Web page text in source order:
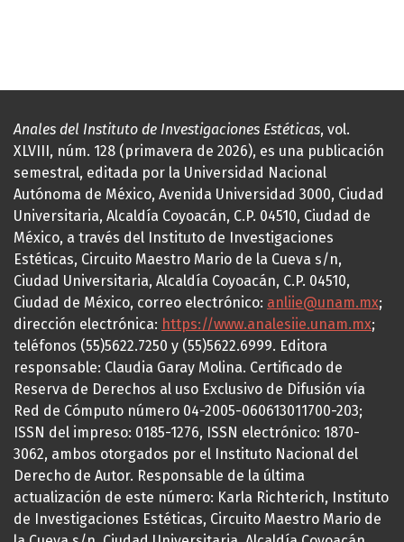
Anales del Instituto de Investigaciones Estéticas, vol.
XLVIII, núm. 128 (primavera de 2026), es una publicación
semestral, editada por la Universidad Nacional
Autónoma de México, Avenida Universidad 3000, Ciudad
Universitaria, Alcaldía Coyoacán, C.P. 04510, Ciudad de
México, a través del Instituto de Investigaciones
Estéticas, Circuito Maestro Mario de la Cueva s/n,
Ciudad Universitaria, Alcaldía Coyoacán, C.P. 04510,
Ciudad de México, correo electrónico: anliie@unam.mx;
dirección electrónica: https://www.analesiie.unam.mx;
teléfonos (55)5622.7250 y (55)5622.6999. Editora
responsable: Claudia Garay Molina. Certificado de
Reserva de Derechos al uso Exclusivo de Difusión vía
Red de Cómputo número 04-2005-060613011700-203;
ISSN del impreso: 0185-1276, ISSN electrónico: 1870-
3062, ambos otorgados por el Instituto Nacional del
Derecho de Autor. Responsable de la última
actualización de este número: Karla Richterich, Instituto
de Investigaciones Estéticas, Circuito Maestro Mario de